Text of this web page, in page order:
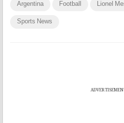
Argentina Football Lionel
Sports News